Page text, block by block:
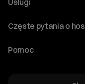
Program Korzyści dla
Regulaminy i
WordPress
Audyt stron
Usługi
Domeny
Częste pytania o
Jak przenieść stronę?
Pomoc